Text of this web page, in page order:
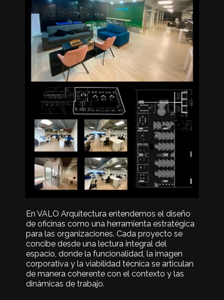
En VALO Arquitectura entendemos el diseño
de oficinas como una herramienta estratégica
para las organizaciones. Cada proyecto se
concibe desde una lectura integral del
espacio, donde la funcionalidad, la imagen
corporativa y la viabilidad técnica se articulan
de manera coherente con el contexto y las
dinámicas de trabajo.